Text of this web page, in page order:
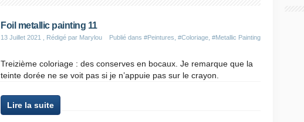
Foil metallic painting 11
13 Juillet 2021 , Rédigé par Marylou Publié dans #Peintures #Coloriage #Metallic Painting
Treizième coloriage : des conserves en bocaux. Je remarque que la
teinte dorée ne se voit pas si je n’appuie pas sur le crayon.
Lire la suite